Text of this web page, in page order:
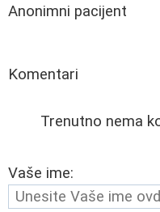
Anonimni pacijent
Komentari
Trenutno nema
Vaše ime: